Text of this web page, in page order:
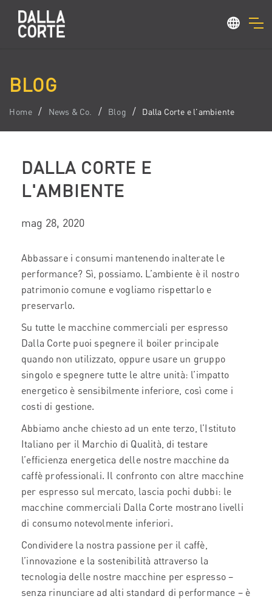
BLOG
Home News & Co. Blog Dalla Corte e l'ambiente
DALLA CORTE E
L'AMBIENTE
mag 28, 2020
Abbassare i consumi mantenendo inalterate le
performance? Sì, possiamo. L’ambiente è il nostro
patrimonio comune e vogliamo rispettarlo e
preservarlo.
Su tutte le macchine commerciali per espresso
Dalla Corte puoi spegnere il boiler principale
quando non utilizzato, oppure usare un gruppo
singolo e spegnere tutte le altre unità: l’impatto
energetico è sensibilmente inferiore, così come i
costi di gestione.
Abbiamo anche chiesto ad un ente terzo, l’Istituto
Italiano per il Marchio di Qualità, di testare
l’efficienza energetica delle nostre macchine da
caffè professionali. Il confronto con altre macchine
per espresso sul mercato, lascia pochi dubbi: le
macchine commerciali Dalla Corte mostrano livelli
di consumo notevolmente inferiori.
Condividere la nostra passione per il caffè,
l’innovazione e la sostenibilità attraverso la
tecnologia delle nostre macchine per espresso –
senza rinunciare ad alti standard di performance – è